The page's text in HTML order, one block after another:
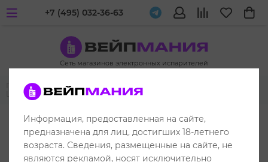
Сеть магазинов электронных испарителей
+7 (495) 032-36-63
Главная Одноразовые электронные испарители
LIO COMMA 5500
до 5500 затяжек
Информация, предоставленная на сайте,
предназначена для лиц, достигших 18-летнего
возраста. Сведения, размещенные на сайте, не
являются рекламой, носят исключительно